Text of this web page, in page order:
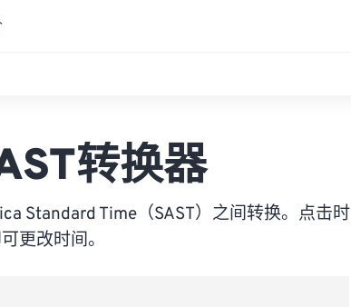
转换器
Standard Time（SAST）之间转换。点击时
更改时间。